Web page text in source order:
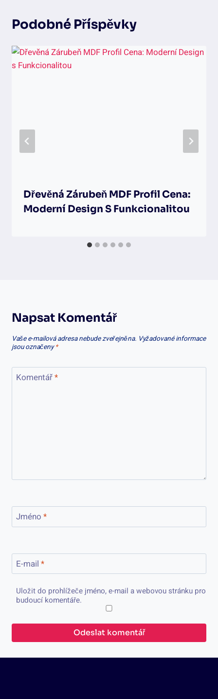
Podobné Příspěvky
Dřevěná Zárubeň MDF Profil Cena:
Moderní Design S Funkcionalitou
Napsat Komentář
Vaše e-mailová adresa nebude zveřejněna. Vyžadované informace
jsou označeny*
Komentář*
Jméno *
E-mail *
Uložit do prohlížeče jméno, e-mail a webovou stránku pro
budoucí komentáře.